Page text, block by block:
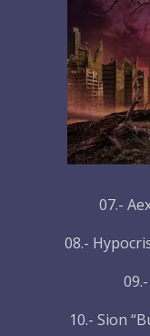
07.-
08.-
10.- Sion